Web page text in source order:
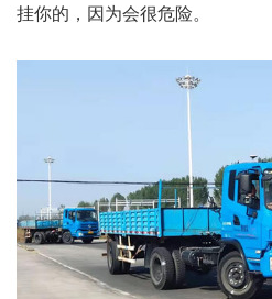
挂你的，因为会很危险。